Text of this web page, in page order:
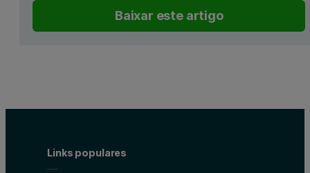
Baixar este artigo
Links populares